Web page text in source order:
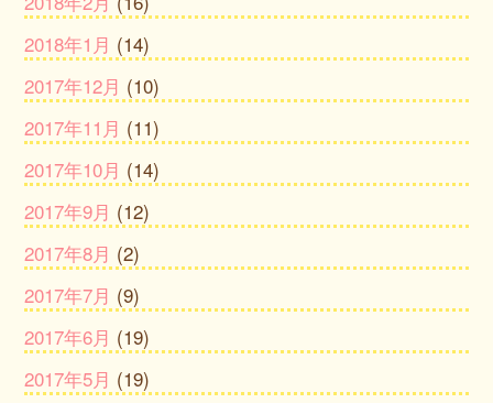
2018年1月 (14)
2017年12月 (10)
2017年11月 (11)
2017年10月 (14)
2017年9月 (12)
2017年8月 (2)
2017年7月 (9)
2017年6月 (19)
2017年5月 (19)